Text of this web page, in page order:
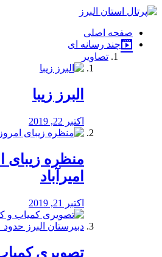
فصد
شرق
تهران
خشکشویی
صفحه اصلی
چند رسانه ای
تصاویر
البرز زیبا
اکتبر 22, 2019
منظره‌‌ زیبای
امیرآباد
اکتبر 21, 2019
️تصویری